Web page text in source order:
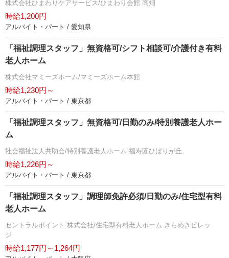
株式会社ひまわりケアサービス/ひまわり会館 高畑
時給1,200円
アルバイト・パート / 愛知県
「福祉調理スタッフ」無資格可/シフト相談可/介護付き有料
老人ホーム
株式会社マミーズホーム/マミーズホーム本館
時給1,230円～
アルバイト・パート / 東京都
「福祉調理スタッフ」無資格可/日勤のみ/特別養護老人ホー
ム
社会福祉法人共助会/特別養護老人ホーム 福寿園ひばりが丘
時給1,226円～
アルバイト・パート / 東京都
「福祉調理スタッフ」調理師免許必須/日勤のみ/住宅型有料
老人ホーム
セントラルポイント 株式会社/住宅型有料老人ホーム きらめきビレッ
ジ
時給1,177円～1,264円